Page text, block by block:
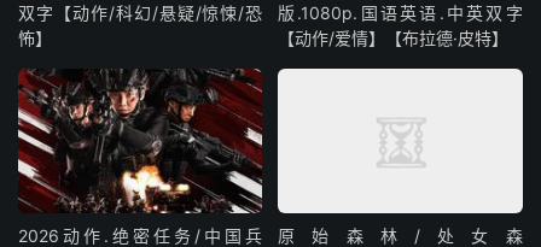
双字【动作/科幻/悬疑/惊悚/恐
怖】
版.1080p.国语英语.中英双字
【动作/爱情】【布拉德·皮特】
2026动作.绝密任务/中国兵
原始森林/处女森